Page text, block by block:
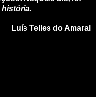
história.
Luís Telles do Amaral